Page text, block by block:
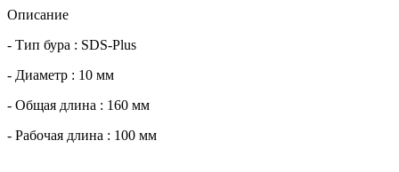
Описание
- Тип бура : SDS-Plus
- Диаметр : 10 мм
- Общая длина : 160 мм
- Рабочая длина : 100 мм